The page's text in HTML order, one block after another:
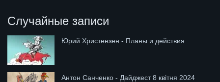
Случайные записи
Юрий Христензен - Планы и действия
Антон Санченко - Дайджест 8 квітня 2024